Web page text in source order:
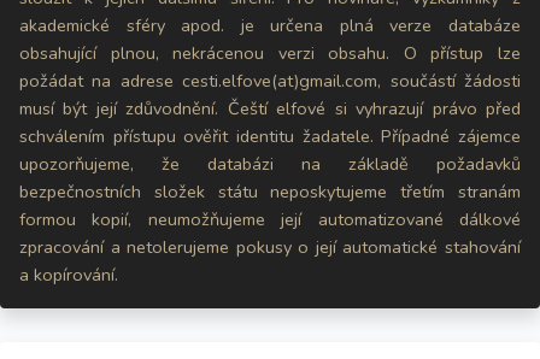
akademické sféry apod. je určena plná verze databáze
obsahující plnou, nekrácenou verzi obsahu. O přístup lze
požádat na adrese cesti.elfove(at)gmail.com, součástí žádosti
musí být její zdůvodnění. Čeští elfové si vyhrazují právo před
schválením přístupu ověřit identitu žadatele. Případné zájemce
upozorňujeme, že databázi na základě požadavků
bezpečnostních složek státu neposkytujeme třetím stranám
formou kopií, neumožňujeme její automatizované dálkové
zpracování a netolerujeme pokusy o její automatické stahování
a kopírování.